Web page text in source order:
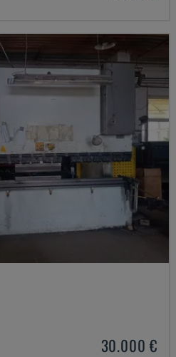
30.000 €